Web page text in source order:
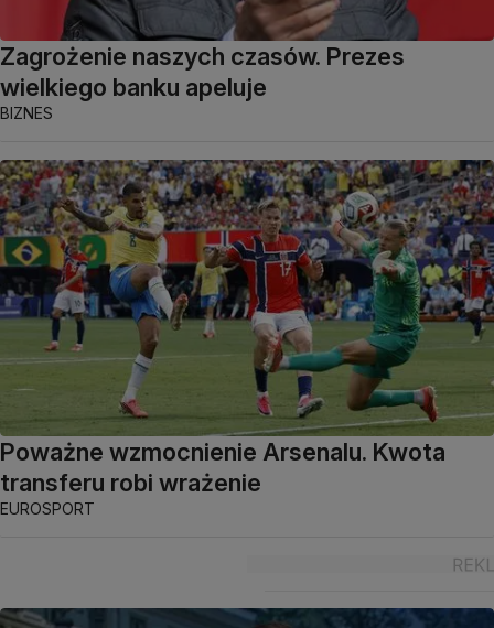
Zagrożenie naszych czasów. Prezes
wielkiego banku apeluje
BIZNES
Poważne wzmocnienie Arsenalu. Kwota
transferu robi wrażenie
EUROSPORT